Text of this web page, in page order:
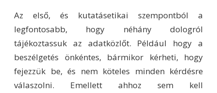
Az első, és kutatásetikai szempontból a
legfontosabb, hogy néhány dologról
tájékoztassuk az adatközlőt. Például hogy a
beszélgetés önkéntes, bármikor kérheti, hogy
fejezzük be, és nem köteles minden kérdésre
válaszolni. Emellett ahhoz sem kell